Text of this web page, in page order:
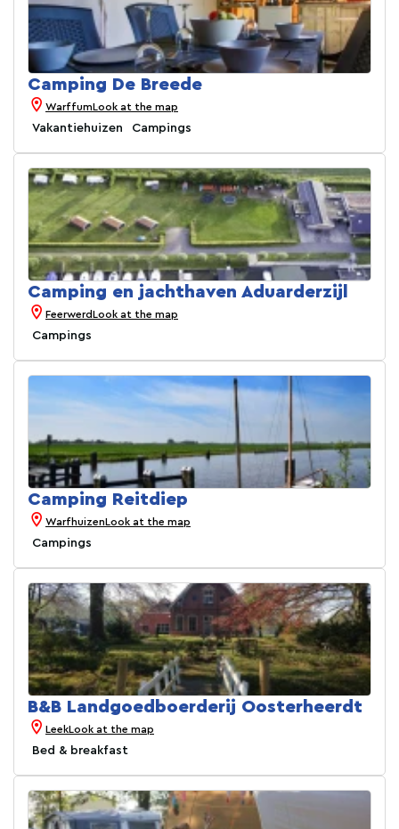
Camping De Breede
WarffumLook at the map
Vakantiehuizen Campings
Camping en jachthaven Aduarderzijl
FeerwerdLook at the map
Campings
Camping Reitdiep
WarfhuizenLook at the map
Campings
B&B Landgoedboerderij Oosterheerdt
LeekLook at the map
Bed & breakfast